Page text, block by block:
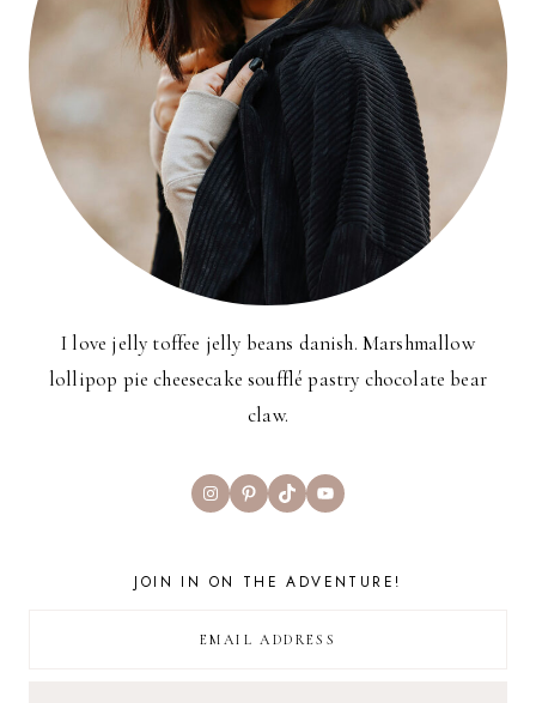
I love jelly toffee jelly beans danish. Marshmallow
lollipop pie cheesecake soufflé pastry chocolate bear
claw.
InstagramPinterest
TikTokYouTube
JOIN IN ON THE ADVENTURE!